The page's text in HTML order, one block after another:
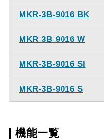
MKR-3B-9016 BK
MKR-3B-9016 W
MKR-3B-9016 SI
MKR-3B-9016 S
機能一覧